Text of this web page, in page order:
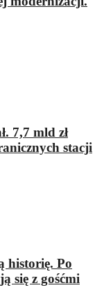
7,7 mld zł
stacji
historię. Po
się z gośćmi